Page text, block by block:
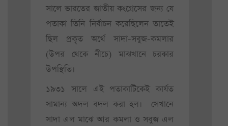
সালে ভারতের জাতীয় কংগ্রেসের জন্য যে
পতাকা তিনি নির্বাচন করেছিলেন তাতেই
ছিল প্রকৃত অর্থে সাদা-সবুজ-কমলার
(উপর থেকে নীচে) মাঝখানে চরকার
উপস্থিতি।
১৯৩১ সালে এই পতাকাটিকেই কার্যত
সামান্য অদল বদল করা হল। সেখানে
সাদা এল মাঝে আর কমলা ও সবুজ এল